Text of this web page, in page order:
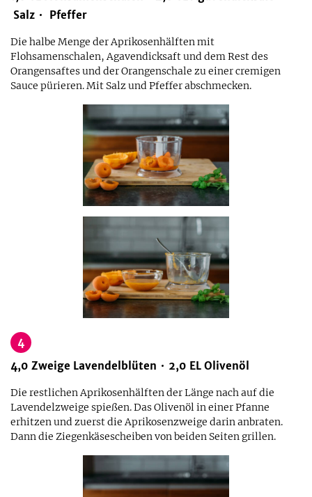
Salz
Pfeffer
Die halbe Menge der Aprikosenhälften mit
Flohsamenschalen, Agavendicksaft und dem Rest des
Orangensaftes und der Orangenschale zu einer cremigen
Sauce pürieren. Mit Salz und Pfeffer abschmecken.
4
4,0 Zweige Lavendelblüten 2,0 EL Olivenöl
Die restlichen Aprikosenhälften der Länge nach auf die
Lavendelzweige spießen. Das Olivenöl in einer Pfanne
erhitzen und zuerst die Aprikosenzweige darin anbraten.
Dann die Ziegenkäsescheiben von beiden Seiten grillen.